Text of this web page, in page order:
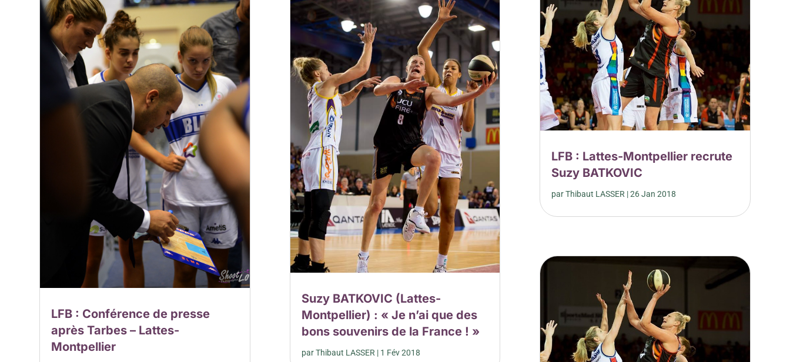
LFB : Conférence de presse
après Tarbes – Lattes-
Montpellier
Suzy BATKOVIC (Lattes-
Montpellier) : « Je n’ai que des
bons souvenirs de la France ! »
parThibaut LASSER | 1 Fév 2018
LFB : Lattes-Montpellier recrute
Suzy BATKOVIC
parThibaut LASSER |26 Jan 2018